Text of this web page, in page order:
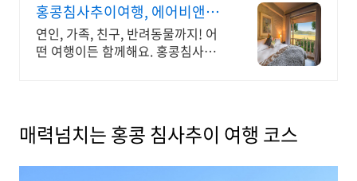
홍콩침사추이여행, 에어비앤비
홍콩 인기숙소 둘러보기
연인, 가족, 친구, 반려동물까지! 어
떤 여행이든 함께해요. 홍콩침사추
매력넘치는 홍콩 침사추이 여행 코스